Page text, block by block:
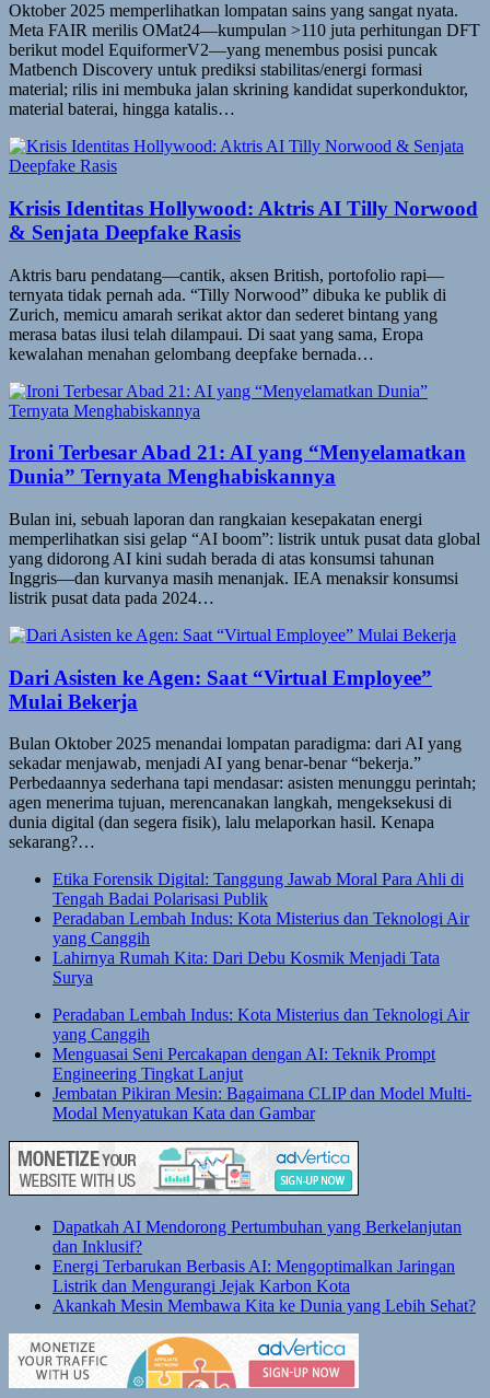
Oktober 2025 memperlihatkan lompatan sains yang sangat nyata.
Meta FAIR merilis OMat24—kumpulan >110 juta perhitungan DFT
berikut model EquiformerV2—yang menembus posisi puncak
Matbench Discovery untuk prediksi stabilitas/energi formasi
material; rilis ini membuka jalan skrining kandidat superkonduktor,
material baterai, hingga katalis…
Krisis Identitas Hollywood: Aktris AI Tilly Norwood
& Senjata Deepfake Rasis
Aktris baru pendatang—cantik, aksen British, portofolio rapi—
ternyata tidak pernah ada. “Tilly Norwood” dibuka ke publik di
Zurich, memicu amarah serikat aktor dan sederet bintang yang
merasa batas ilusi telah dilampaui. Di saat yang sama, Eropa
kewalahan menahan gelombang deepfake bernada…
Ironi Terbesar Abad 21: AI yang “Menyelamatkan
Dunia” Ternyata Menghabiskannya
Bulan ini, sebuah laporan dan rangkaian kesepakatan energi
memperlihatkan sisi gelap “AI boom”: listrik untuk pusat data global
yang didorong AI kini sudah berada di atas konsumsi tahunan
Inggris—dan kurvanya masih menanjak. IEA menaksir konsumsi
listrik pusat data pada 2024…
Dari Asisten ke Agen: Saat “Virtual Employee”
Mulai Bekerja
Bulan Oktober 2025 menandai lompatan paradigma: dari AI yang
sekadar menjawab, menjadi AI yang benar-benar “bekerja.”
Perbedaannya sederhana tapi mendasar: asisten menunggu perintah;
agen menerima tujuan, merencanakan langkah, mengeksekusi di
dunia digital (dan segera fisik), lalu melaporkan hasil. Kenapa
sekarang?…
Etika Forensik Digital: Tanggung Jawab Moral Para Ahli di
Tengah Badai Polarisasi Publik
Peradaban Lembah Indus: Kota Misterius dan Teknologi Air
yang Canggih
Lahirnya Rumah Kita: Dari Debu Kosmik Menjadi Tata
Surya
Peradaban Lembah Indus: Kota Misterius dan Teknologi Air
yang Canggih
Menguasai Seni Percakapan dengan AI: Teknik Prompt
Engineering Tingkat Lanjut
Jembatan Pikiran Mesin: Bagaimana CLIP dan Model Multi-
Modal Menyatukan Kata dan Gambar
Dapatkah AI Mendorong Pertumbuhan yang Berkelanjutan
dan Inklusif?
Energi Terbarukan Berbasis AI: Mengoptimalkan Jaringan
Listrik dan Mengurangi Jejak Karbon Kota
Akankah Mesin Membawa Kita ke Dunia yang Lebih Sehat?